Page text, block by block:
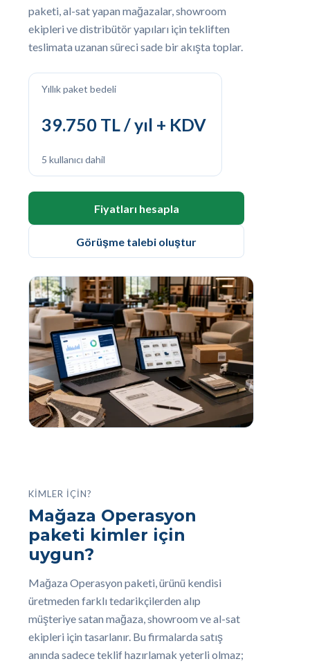
paketi, al-sat yapan mağazalar, showroom
ekipleri ve distribütör yapıları için tekliften
teslimata uzanan süreci sade bir akışta toplar.
Yıllık paket bedeli
39.750 TL / yıl + KDV
5 kullanıcı dahil
Fiyatları hesapla
Görüşme talebi oluştur
KIMLER İÇIN?
Mağaza Operasyon
paketi kimler için
uygun?
Mağaza Operasyon paketi, ürünü kendisi
üretmeden farklı tedarikçilerden alıp
müşteriye satan mağaza, showroom ve al-sat
ekipleri için tasarlanır. Bu firmalarda satış
anında sadece teklif hazırlamak yeterli olmaz;